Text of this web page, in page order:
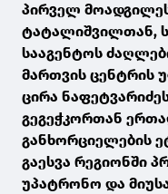
პირველ
ტატალიშვილთან,
სააგენტოს
მართვის ცენტრის
ცირა
გეგეჭკორთან
განხორციელების
გაესვა რეგიონში
უპატრონო და